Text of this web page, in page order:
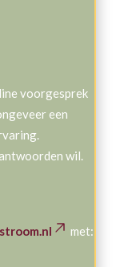
voorgesprek
een
wil.
met: